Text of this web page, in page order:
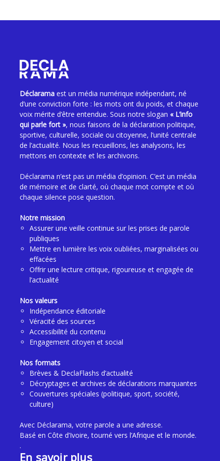
Déclarama est un média numérique indépendant, né
d’une conviction forte : les mots ont du poids, et chaque
voix mérite d’être entendue. Sous notre slogan « L’info
qui parle fort », nous faisons de la déclaration politique,
sportive, culturelle, sociale ou citoyenne, l’unité centrale
de l’actualité. Nous les recueillons, les analysons, les
mettons en contexte et les archivons.
Déclarama n’est pas un média d’opinion. C’est un média
de mémoire et de clarté, où chaque mot compte et où
chaque silence pose question.
Notre mission
Assurer une veille continue sur les prises de parole
publiques
Mettre en lumière les voix oubliées, marginalisées ou
effacées
Offrir une lecture critique, rigoureuse et engagée de
l’actualité
Nos valeurs
Indépendance éditoriale
Véracité des sources
Accessibilité du contenu
Engagement citoyen et social
Nos formats
Brèves & DeclaFlashs d’actualité
Décryptages et archives de déclarations marquantes
Couvertures spéciales (politique, sport, société,
culture)
Avec Déclarama, votre parole a une adresse.
Basé en Côte d’Ivoire, tourné vers l’Afrique et le monde.
.
En savoir plus